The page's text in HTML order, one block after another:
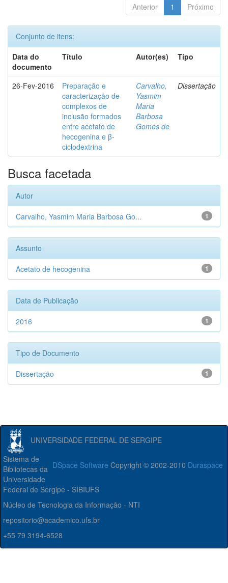
Anterior 1 Próximo
Conjunto de itens:
Data do
documento
Título Autor(es) Tipo
26-Fev-2016
Preparação e
caracterização de
complexos de
inclusão formados
entre acetato de
hecogenina e β-
ciclodextrina
Carvalho,
Yasmim
Maria
Barbosa
Gomes de
Dissertação
Busca facetada
Autor
1
Carvalho, Yasmim Maria Barbosa Go...
Assunto
1
Acetato de hecogenina
Data de Publicação
1
2016
Tipo de Documento
1
Dissertação
UNIVERSIDADE FEDERAL DE SERGIPE
DSpace Software Copyright © 2002-2010 Duraspace
Sistema de
Bibliotecas da
Universidade
Federal de Sergipe - SIBIUFS
Núcleo de Tecnologia da Informação - NTI
repositorio@academico.ufs.br
+55 79 3194-6528